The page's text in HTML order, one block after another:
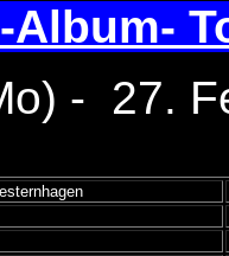
- 27.